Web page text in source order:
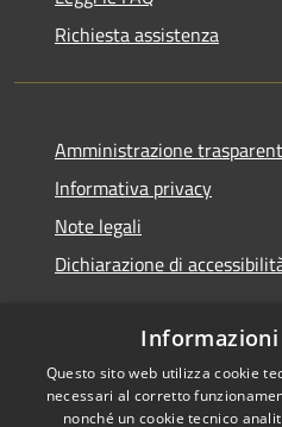
Richiesta assistenza
Amministrazione
Informativa privacy
Note legali
Dichiarazione di
RSS
Accessibilità
Questo sito web utilizza cookie
necessari al corretto
nonché un cookie tecnico